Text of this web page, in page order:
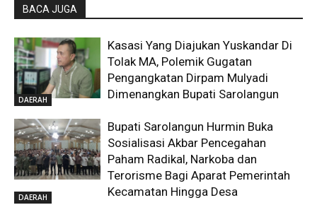
BACA JUGA
DAERAH
Kasasi Yang Diajukan Yuskandar Di
Tolak MA, Polemik Gugatan
Pengangkatan Dirpam Mulyadi
Dimenangkan Bupati Sarolangun
DAERAH
Bupati Sarolangun Hurmin Buka
Sosialisasi Akbar Pencegahan
Paham Radikal, Narkoba dan
Terorisme Bagi Aparat Pemerintah
Kecamatan Hingga Desa